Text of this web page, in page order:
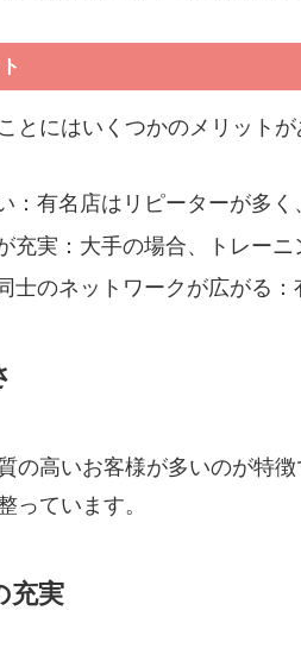
とにはいくつかのメリットが
：有名店はリピーターが多く
充実：大手の場合、トレー
士のネットワークが広がる
の高いお客様が多いのが特
っています。
充実